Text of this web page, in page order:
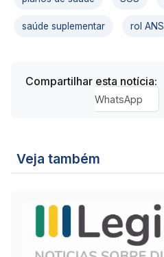
saúde suplementar rol ANS
Compartilhar esta notícia:
WhatsApp
Veja também